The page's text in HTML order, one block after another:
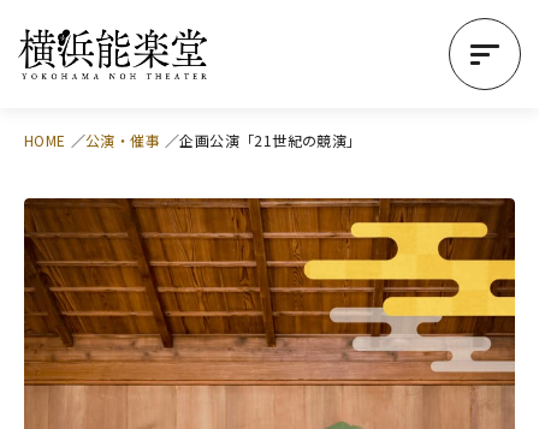
HOME 公演・催事 企画公演「21世紀の競演」